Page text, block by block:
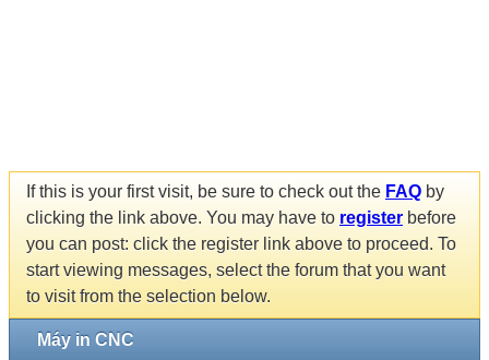
If this is your first visit, be sure to check out the FAQ by
clicking the link above. You may have to register before
you can post: click the register link above to proceed. To
start viewing messages, select the forum that you want
to visit from the selection below.
Máy in CNC